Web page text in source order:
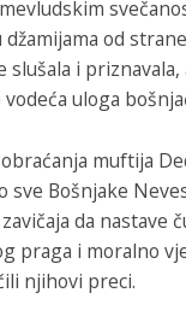
od
slušala i
uloga
muftija
sve Bošnjake
da nastave
praga i moralno
njihovi preci.